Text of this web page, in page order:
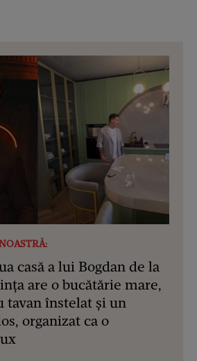
casă a lui Bogdan de la
are o bucătărie mare,
tavan înstelat și un
organizat ca o